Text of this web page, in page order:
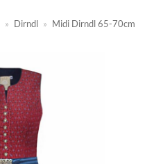
» Dirndl » Midi Dirndl 65-70cm